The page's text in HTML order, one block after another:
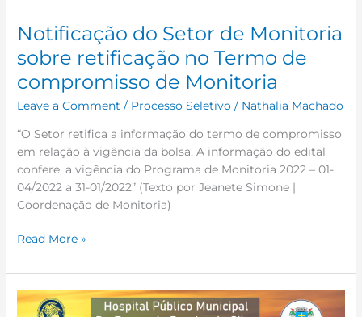
Notificação do Setor de Monitoria
sobre retificação no Termo de
compromisso de Monitoria
Leave a Comment / Processo Seletivo / Nathalia Machado
“O Setor retifica a informação do termo de compromisso
em relação à vigência da bolsa. A informação do edital
confere, a vigência do Programa de Monitoria 2022 – 01-
04/2022 a 31-01/2022” (Texto por Jeanete Simone |
Coordenação de Monitoria)
Read More »
Encerradas